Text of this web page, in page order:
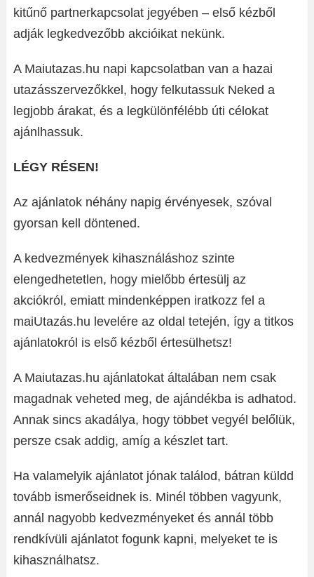
kitűnő partnerkapcsolat jegyében – első kézből
adják legkedvezőbb akcióikat nekünk.
A Maiutazas.hu napi kapcsolatban van a hazai
utazásszervezőkkel, hogy felkutassuk Neked a
legjobb árakat, és a legkülönfélébb úti célokat
ajánlhassuk.
LÉGY RÉSEN!
Az ajánlatok néhány napig érvényesek, szóval
gyorsan kell döntened.
A kedvezmények kihasználáshoz szinte
elengedhetetlen, hogy mielőbb értesülj az
akciókról, emiatt mindenképpen iratkozz fel a
maiUtazás.hu levelére az oldal tetején, így a titkos
ajánlatokról is első kézből értesülhetsz!
A Maiutazas.hu ajánlatokat általában nem csak
magadnak veheted meg, de ajándékba is adhatod.
Annak sincs akadálya, hogy többet vegyél belőlük,
persze csak addig, amíg a készlet tart.
Ha valamelyik ajánlatot jónak találod, bátran küldd
tovább ismerőseidnek is. Minél többen vagyunk,
annál nagyobb kedvezményeket és annál több
rendkívüli ajánlatot fogunk kapni, melyeket te is
kihasználhatsz.